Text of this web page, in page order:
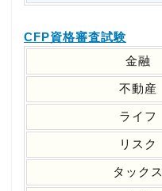
CFP資格審査試験
金融
不動産
ライフ
リスク
タックス